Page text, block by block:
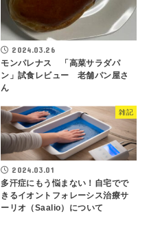
2024.03.26
モンパレナス 「高菜サラダパ
ン」試食レビュー 老舗パン屋さ
ん
雑記
2024.03.01
多汗症にもう悩まない！自宅でで
きるイオントフォレーシス治療サ
ーリオ（Saalio）について